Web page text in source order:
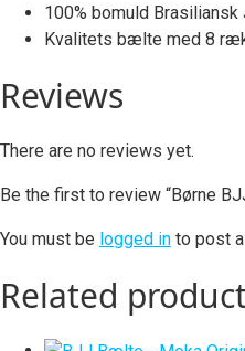
quantity
100% bomuld
Kvalitets bælte med 8
Reviews
There are no reviews yet.
Be the first to review “Børne
You must be logged in to post
Related